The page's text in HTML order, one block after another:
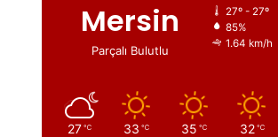
Mersin
Parçalı Bulutlu
27º - 27º
85%
1.64 km/h
27 ℃ 33 ℃ 35 ℃ 32 ℃